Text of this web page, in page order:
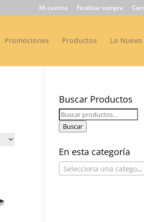
Mi cuenta Finalizar compra
Promociones Productos Lo Nuevo
Buscar Productos
Buscar
por:
Buscar
En esta categoría
Selecciona una categoría